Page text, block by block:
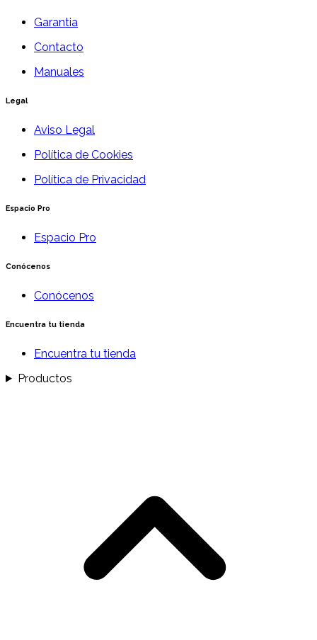
Garantia
Contacto
Manuales
Legal
Aviso Legal
Política de Cookies
Política de Privacidad
Espacio Pro
Espacio Pro
Conócenos
Conócenos
Encuentra tu tienda
Encuentra tu tienda
Productos